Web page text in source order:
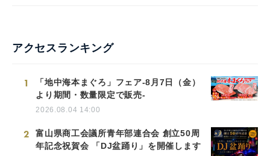
アクセスランキング
1
「地中海本まぐろ」フェア-8月7日（金）
より期間・数量限定で販売-
2026.08.04 14:00
2
富山県商工会議所青年部連合会 創立50周
年記念祝賀会 「DJ盆踊り」を開催します